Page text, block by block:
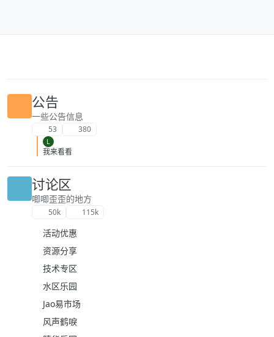
公告
一些公告信息
53 380
L
我来看看
讨论区
唧唧歪歪的地方
50k 115k
活动优惠
资源分享
技术专区
水区乐园
Jao易市场
风声鹤唳